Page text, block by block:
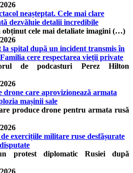
neașteptat. Cele mai clare
dezvăluie detalii incredibile
obținut cele mai detaliate imagini (…)
spital după un incident transmis în
cere respectarea vieții private
de podcasturi Perez Hilton
care aprovizionează armata
mașinii sale
produce drone pentru armata rusă
exercițiile militare ruse desfășurate
protest diplomatic Rusiei după